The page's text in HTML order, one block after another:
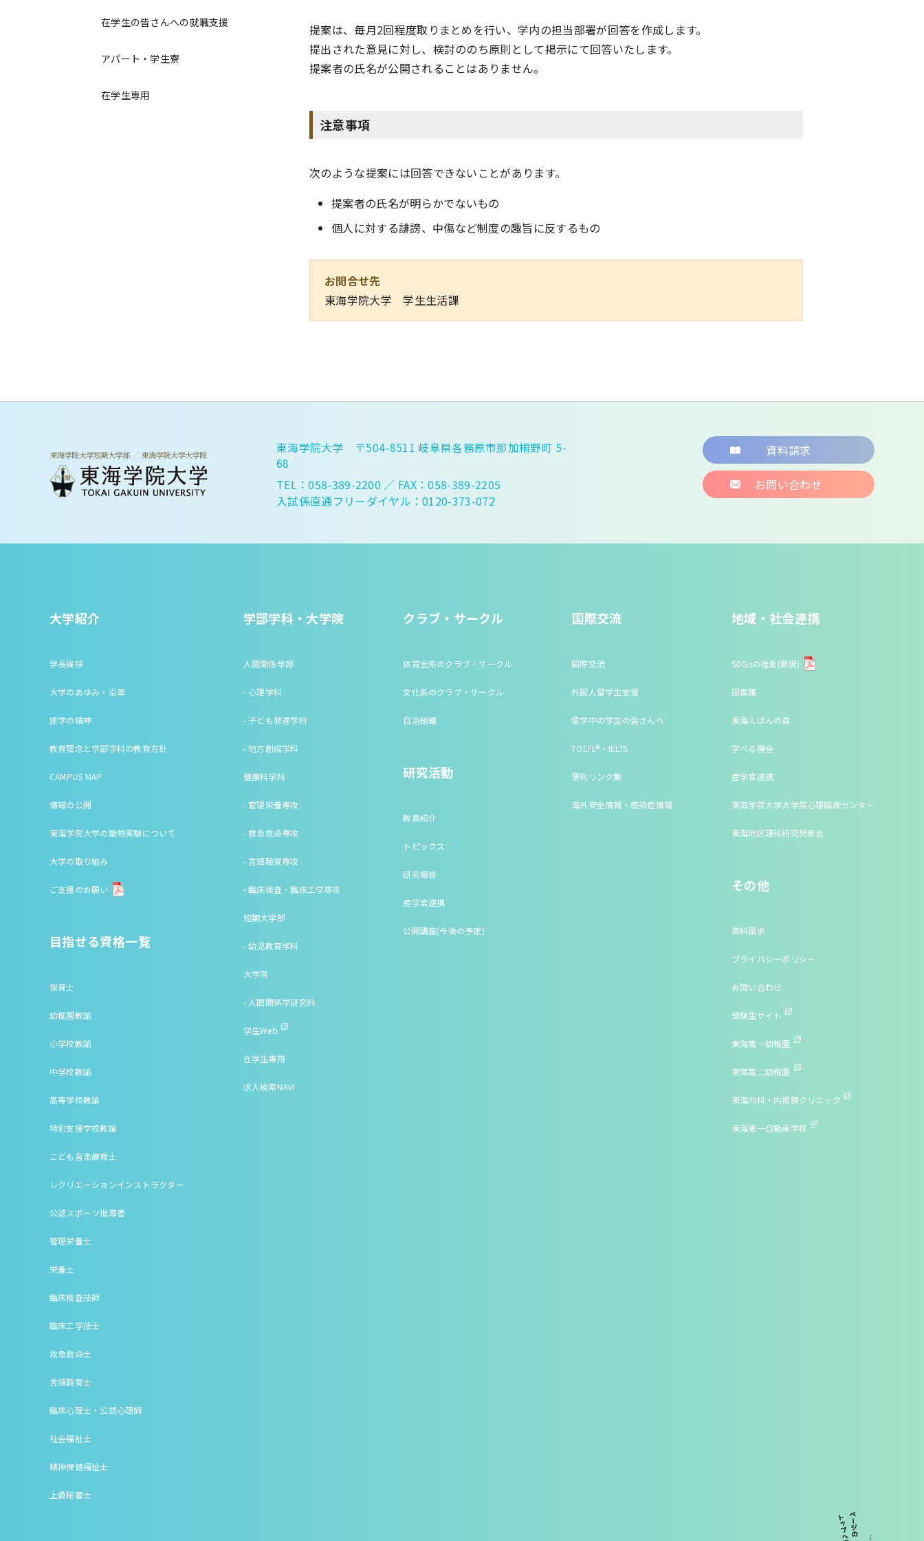
提案は、毎月2回程度取りまとめを行い、学内の担当部署が回答を作成します。
提出された意見に対し、検討ののち原則として掲示にて回答いたします。
提案者の氏名が公開されることはありません。
注意事項
次のような提案には回答できないことがあります。
提案者の氏名が明らかでないもの
個人に対する誹謗、中傷など制度の趣旨に反するもの
お問合せ先
東海学院大学 学生生活課
在学生の皆さんへの就職支援
アパート・学生寮
在学生専用
東海学院大学 〒504-8511 岐阜県各務原市那加桐野町 5-
68
TEL：058-389-2200 ／ FAX：058-389-2205
入試係直通フリーダイヤル：0120-373-072
資料請求
お問い合わせ
大学紹介
学長挨拶
大学のあゆみ・沿革
建学の精神
教育理念と学部学科の教育方針
CAMPUS MAP
情報の公開
東海学院大学の動物実験について
大学の取り組み
ご支援のお願い
目指せる資格一覧
保育士
幼稚園教諭
小学校教諭
中学校教諭
高等学校教諭
特別支援学校教諭
こども音楽療育士
レクリエーションインストラクター
公認スポーツ指導者
管理栄養士
栄養士
臨床検査技師
臨床工学技士
救急救命士
言語聴覚士
臨床心理士・公認心理師
社会福祉士
精神保健福祉士
上級秘書士
学部学科・大学院
人間関係学部
- 心理学科
- 子ども発達学科
- 地方創成学科
健康科学科
- 管理栄養専攻
- 救急救命専攻
- 言語聴覚専攻
- 臨床検査・臨床工学専攻
短期大学部
- 幼児教育学科
大学院
- 人間関係学研究科
学生Web
在学生専用
求人検索NAVI
クラブ・サークル
体育会系のクラブ・サークル
文化系のクラブ・サークル
自治組織
研究活動
教員紹介
トピックス
研究報告
産学官連携
公開講座(今後の予定)
国際交流
国際交流
外国人留学生支援
留学中の学生の皆さんへ
TOEFL®・IELTS
便利リンク集
海外安全情報・感染症情報
地域・社会連携
SDGsの推進(新規)
図書館
東海えほんの森
学べる機会
産学官連携
東海学院大学大学院心理臨床センター
東海地区理科研究発表会
その他
資料請求
プライバシーポリシー
お問い合わせ
受験生サイト
東海第一幼稚園
東海第二幼稚園
東海内科・内視鏡クリニック
東海第一自動車学校